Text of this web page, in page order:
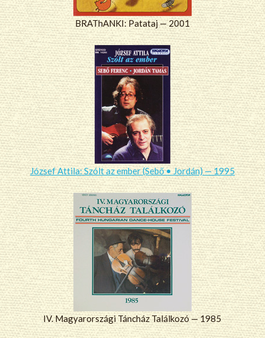
BRAThANKI: Patataj — 2001
József Attila: Szólt az ember (Sebő • Jordán) — 1995
IV. Magyarországi Táncház Találkozó — 1985